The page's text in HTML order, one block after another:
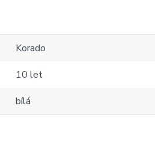
Korado
10 let
bílá